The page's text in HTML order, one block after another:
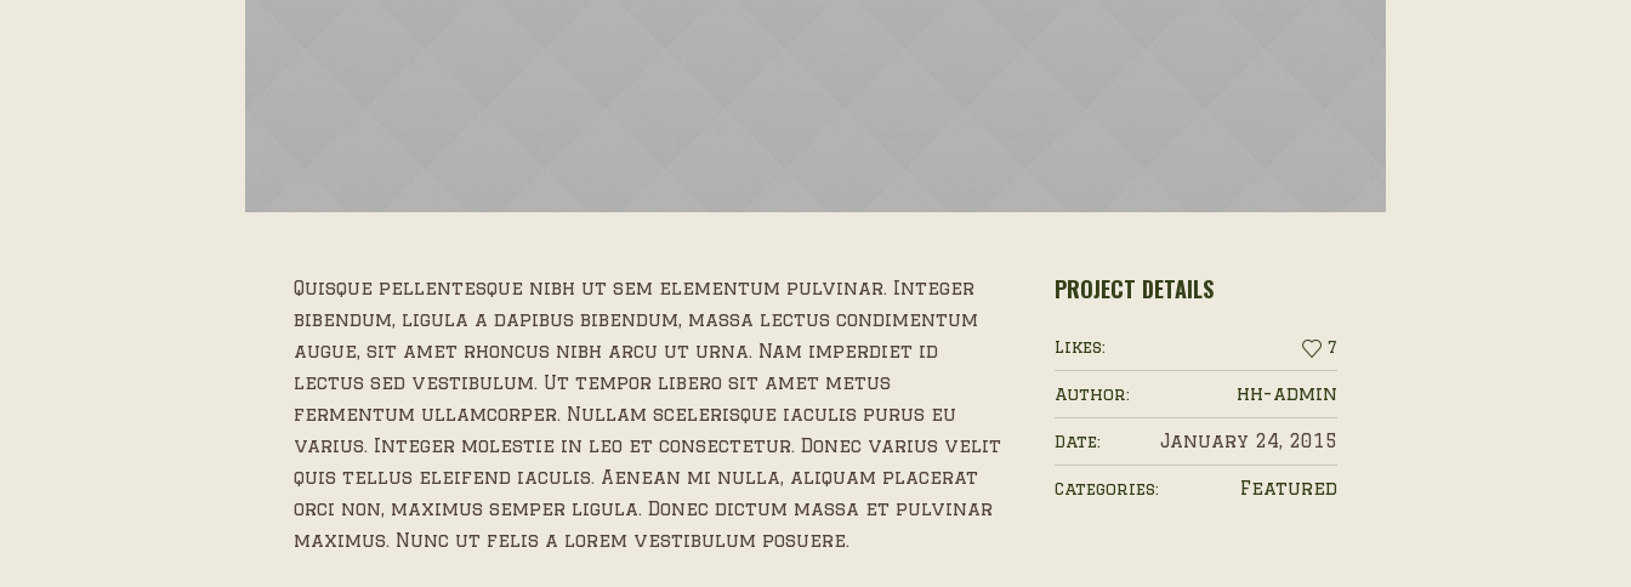
Quisque pellentesque nibh ut sem elementum pulvinar. Integer
bibendum, ligula a dapibus bibendum, massa lectus condimentum
augue, sit amet rhoncus nibh arcu ut urna. Nam imperdiet id
lectus sed vestibulum. Ut tempor libero sit amet metus
fermentum ullamcorper. Nullam scelerisque iaculis purus eu
varius. Integer molestie in leo et consectetur. Donec varius velit
quis tellus eleifend iaculis. Aenean mi nulla, aliquam placerat
orci non, maximus semper ligula. Donec dictum massa et pulvinar
maximus. Nunc ut felis a lorem vestibulum posuere.
PROJECT DETAILS
Likes: 7
Author: hh-admin
Date: January 24, 2015
Categories: Featured